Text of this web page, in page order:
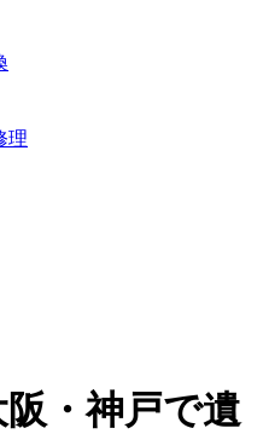
理
・神戸で遺